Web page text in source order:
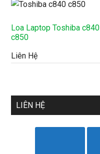
Loa Laptop Toshiba c840
c850
Liên Hệ
LIÊN HỆ